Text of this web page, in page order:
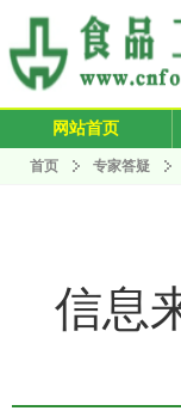
网站首页
首页 专家答疑
信息